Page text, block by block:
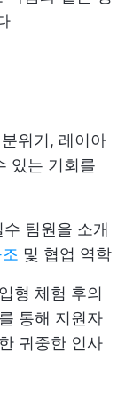
위기, 레이아
있는 기회를
팀원을 소개
및 협업 역학
형 체험 후의
통해 지원자
귀중한 인사